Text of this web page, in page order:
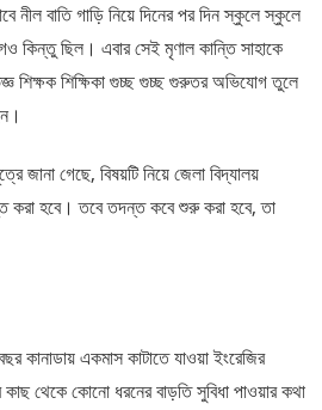
নীল বাতি গাড়ি নিয়ে দিনের পর দিন স্কুলে স্কুলে
কিন্তু ছিল। এবার সেই মৃণাল কান্তি সাহাকে
শিক্ষক শিক্ষিকা গুচ্ছ গুচ্ছ গুরুতর অভিযোগ তুলে
জানা গেছে, বিষয়টি নিয়ে জেলা বিদ্যালয়
করা হবে। তবে তদন্ত কবে শুরু করা হবে, তা
কানাডায় একমাস কাটাতে যাওয়া ইংরেজির
কাছ থেকে কোনো ধরনের বাড়তি সুবিধা পাওয়ার কথা